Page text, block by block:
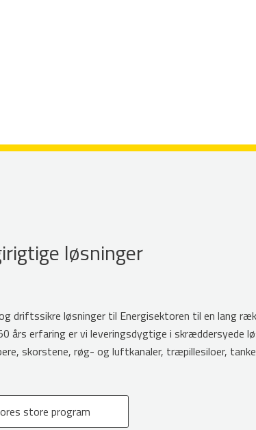
løsninger
driftssikre løsninger til Energisektoren til en lang
års erfaring er vi leveringsdygtige i skræddersyede
skorstene, røg- og luftkanaler, træpillesiloer,
store program